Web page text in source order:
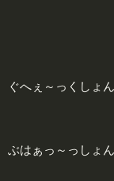
ぐへぇ～っくしょ
ぶはぁっ～っしょん